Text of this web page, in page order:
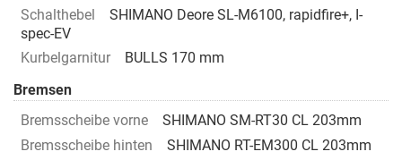
Schalthebel
SHIMANO Deore SL-M6100, rapidfire+, I-
spec-EV
Kurbelgarnitur
BULLS 170 mm
Bremsen
Bremsscheibe vorne
SHIMANO SM-RT30 CL 203mm
Bremsscheibe hinten
SHIMANO RT-EM300 CL 203mm